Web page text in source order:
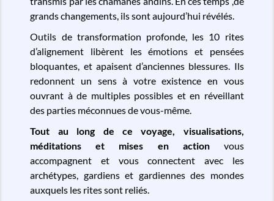
grands changements, ils sont aujourd’hui révélés.
Outils de transformation profonde, les 10 rites
d’alignement libèrent les émotions et pensées
bloquantes, et apaisent d’anciennes blessures. Ils
redonnent un sens à votre existence en vous
ouvrant à de multiples possibles et en réveillant
des parties méconnues de vous-même.
Tout au long de ce voyage, visualisations,
méditations et mises en actionvous
accompagnent et vous connectent avec les
archétypes, gardiens et gardiennes des mondes
auxquels les rites sont reliés.